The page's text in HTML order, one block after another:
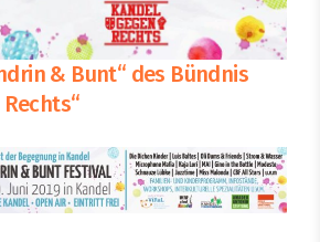
& Bunt“ des Bündnis